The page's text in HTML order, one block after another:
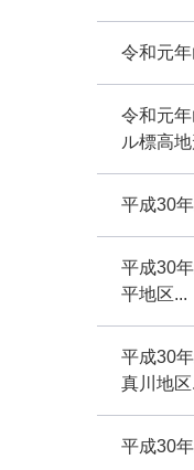
令和元
令和元
ル標高
平成30
平成30
平地区...
平成30
真川地区
平成30